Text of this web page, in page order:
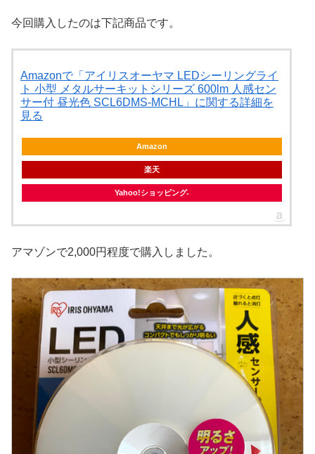
今回購入したのは下記商品です。
Amazonで「アイリスオーヤマ LEDシーリングライ
ト 小型 メタルサーキットシリーズ 600lm 人感セン
サー付 昼光色 SCL6DMS-MCHL」に関する詳細を
見る
Amazon
楽天
Yahoo!ショッピング
アマゾンで2,000円程度で購入しました。